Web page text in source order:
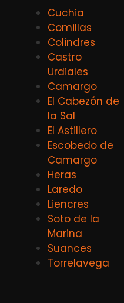
Cuchia
Comillas
Colindres
Castro
Urdiales
Camargo
El Cabezón de
la Sal
El Astillero
Escobedo de
Camargo
Heras
Laredo
Liencres
Soto de la
Marina
Suances
Torrelavega